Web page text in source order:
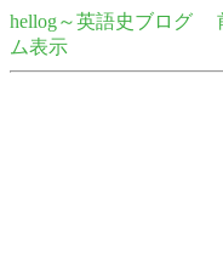
hellog～英語史ブログ
ム表示